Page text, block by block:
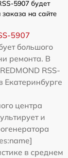
5907 будет
на сайте
5907
большого
ремонта. В
RSS-
Екатеринбурге
центра
и
в среднем